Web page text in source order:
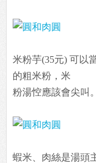
米粉芋(35元) 可以
的粗米粉，米
粉湯悾應該會尖叫。
蝦米、肉絲是湯頭